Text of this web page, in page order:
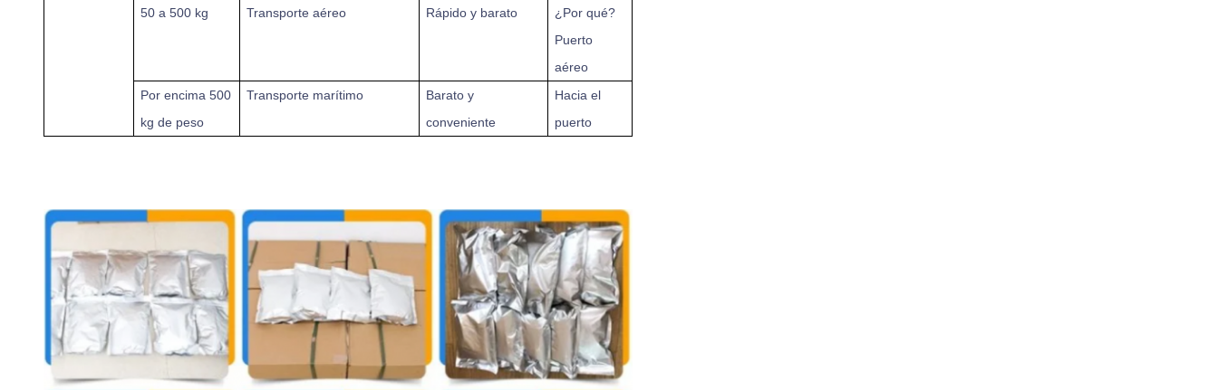
50 a 500 kg
Transporte aéreo Rápido y barato
¿Por qué?
Puerto
aéreo
Por encima 500
kg de peso
Transporte marítimo
Barato y
conveniente
Hacia el
puerto